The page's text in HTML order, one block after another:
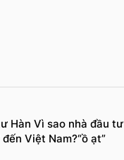
Hàn Vì sao nhà đầu tư
Việt Nam?“ồ ạt”